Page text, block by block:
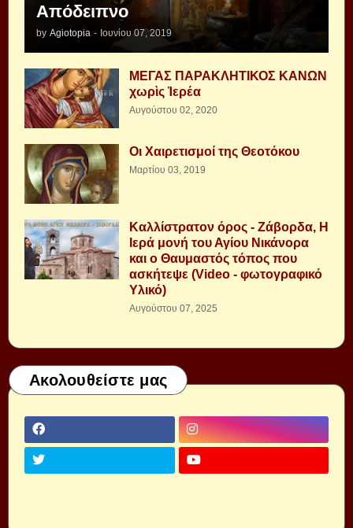
Απόδειπνο
by Agiotopia - Ιουνίου 07, 2019
ΜΕΓΑΣ ΠΑΡΑΚΛΗΤΙΚΟΣ ΚΑΝΩΝ
χωρὶς Ἱερέα
Αυγούστου 02, 2020
Οι Χαιρετισμοί της Θεοτόκου
Μαρτίου 03, 2019
Καλλίστρατον όρος - Ζάβορδα, Η
Ιερά μονή του Αγίου Νικάνορα
και ο Θαυμαστός τόπος που
ασκήτεψε (Video - φωτογραφικό
Υλικό)
Αυγούστου 07, 2025
Ακολουθείστε μας